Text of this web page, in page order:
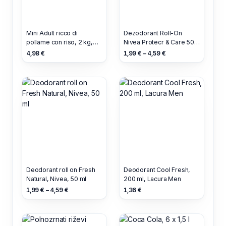
Mini Adult ricco di
pollame con riso, 2 kg,
Romeo Premium
4,98 €
Dezodorant Roll-On
Nivea Protecr & Care 50
ml
1,99 € – 4,59 €
Deodorant roll on Fresh
Natural, Nivea, 50 ml
1,99 € – 4,59 €
Deodorant Cool Fresh,
200 ml, Lacura Men
1,36 €